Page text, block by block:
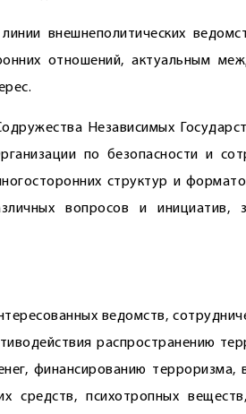
внешнеполитических
отношений, актуальным
Независимых
по безо­пасности и
структур и
вопросов и инициатив,
ведомств,
распространению
финансированию терроризма,
средств, психотропных